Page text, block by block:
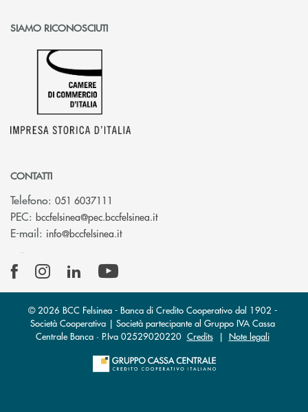
SIAMO RICONOSCIUTI
CONTATTI
Telefono: 051 6037111
PEC: bccfelsinea@pec.bccfelsinea.it(si apre l’app di posta
E-mail: info@bccfelsinea.it(si apre l’app di posta elettronica)
© 2026 BCC Felsinea - Banca di Credito Cooperativo dal 1902 -
Società Cooperativa | Società partecipante al Gruppo IVA Cassa
Centrale Banca · P.Iva 02529020220 Credits| Note legali